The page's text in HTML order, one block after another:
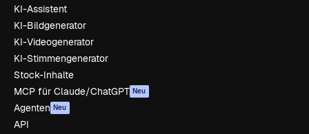
KI-Assistent
KI-Bildgenerator
KI-Videogenerator
KI-Stimmengenerator
Stock-Inhalte
MCP für Claude/ChatGPT Neu
Agenten Neu
API